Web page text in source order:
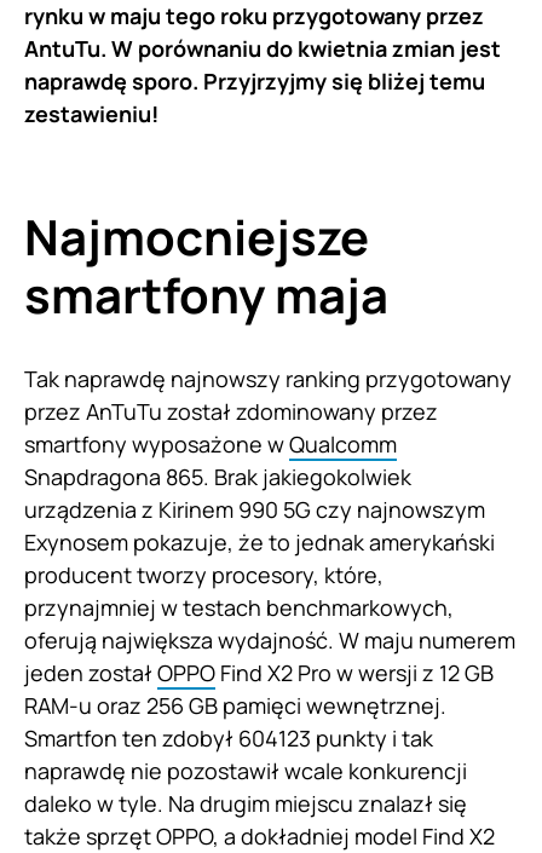
rynku w maju tego roku przygotowany przez
AntuTu. W porównaniu do kwietnia zmian jest
naprawdę sporo. Przyjrzyjmy się bliżej temu
zestawieniu!
Najmocniejsze
smartfony maja
Tak naprawdę najnowszy ranking przygotowany
przez AnTuTu został zdominowany przez
smartfony wyposażone wQualcomm
Snapdragona 865. Brak jakiegokolwiek
urządzenia z Kirinem 990 5G czy najnowszym
Exynosem pokazuje, że to jednak amerykański
producent tworzy procesory, które,
przynajmniej w testach benchmarkowych,
oferują największa wydajność. W maju numerem
jeden został OPPO Find X2 Pro w wersji z 12 GB
RAM-u oraz 256 GB pamięci wewnętrznej.
Smartfon ten zdobył 604123 punkty i tak
naprawdę nie pozostawił wcale konkurencji
daleko w tyle. Na drugim miejscu znalazł się
także sprzęt OPPO, a dokładniej model Find X2